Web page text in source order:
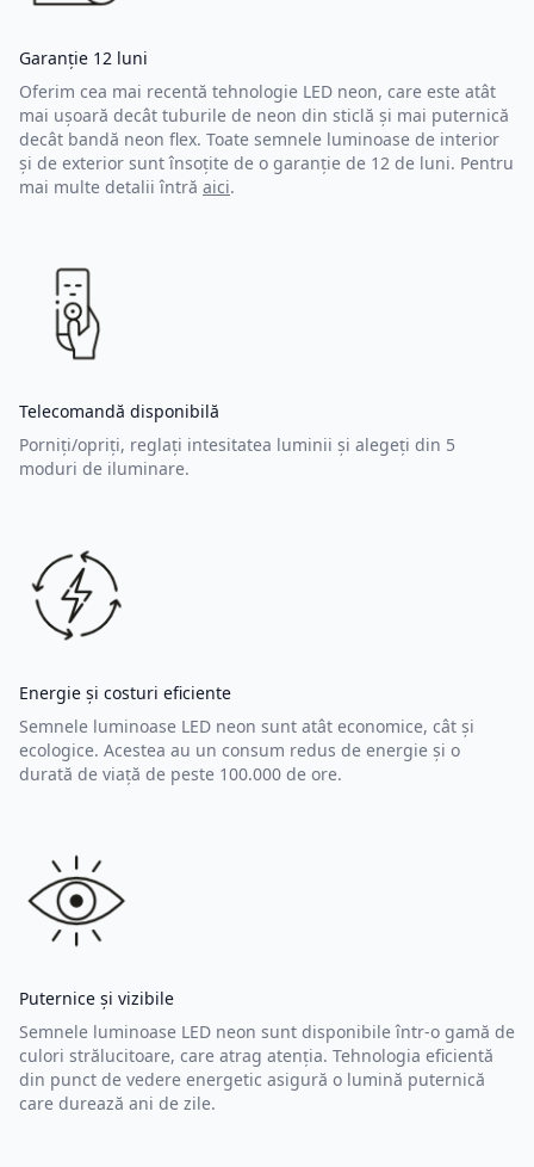
Garanție 12 luni
Oferim cea mai recentă tehnologie LED neon, care este atât
mai ușoară decât tuburile de neon din sticlă și mai puternică
decât bandă neon flex. Toate semnele luminoase de interior
și de exterior sunt însoțite de o garanție de 12 de luni. Pentru
mai multe detalii întră aici.
Telecomandă disponibilă
Porniți/opriți, reglați intesitatea luminii și alegeți din 5
moduri de iluminare.
Energie și costuri eficiente
Semnele luminoase LED neon sunt atât economice, cât și
ecologice. Acestea au un consum redus de energie și o
durată de viață de peste 100.000 de ore.
Puternice și vizibile
Semnele luminoase LED neon sunt disponibile într-o gamă de
culori strălucitoare, care atrag atenția. Tehnologia eficientă
din punct de vedere energetic asigură o lumină puternică
care durează ani de zile.